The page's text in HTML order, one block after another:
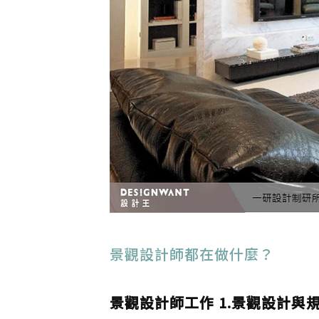
景觀設計師都在做什麼？
景觀設計師工作 1.景觀設計與